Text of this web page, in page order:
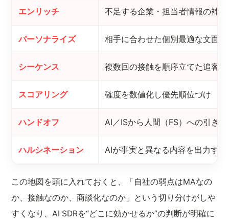
エンリッチ 不足する企業・担当者情報の補完
パーソナライズ 相手に合わせた個別最適な文面
シーケンス 複数回の接触を順序立てた追客
スコアリング 確度を数値化し優先順位づけ
ハンドオフ AI／ISから人間（FS）への引き
ハルシネーション AIが事実と異なる内容を出力す
この地図を頭に入れておくと、「自社の弱点はMAなの
か、接触なのか、商談化なのか」という切り分けがしや
すくなり、AI SDRを“どこに効かせるか”の判断が明確に